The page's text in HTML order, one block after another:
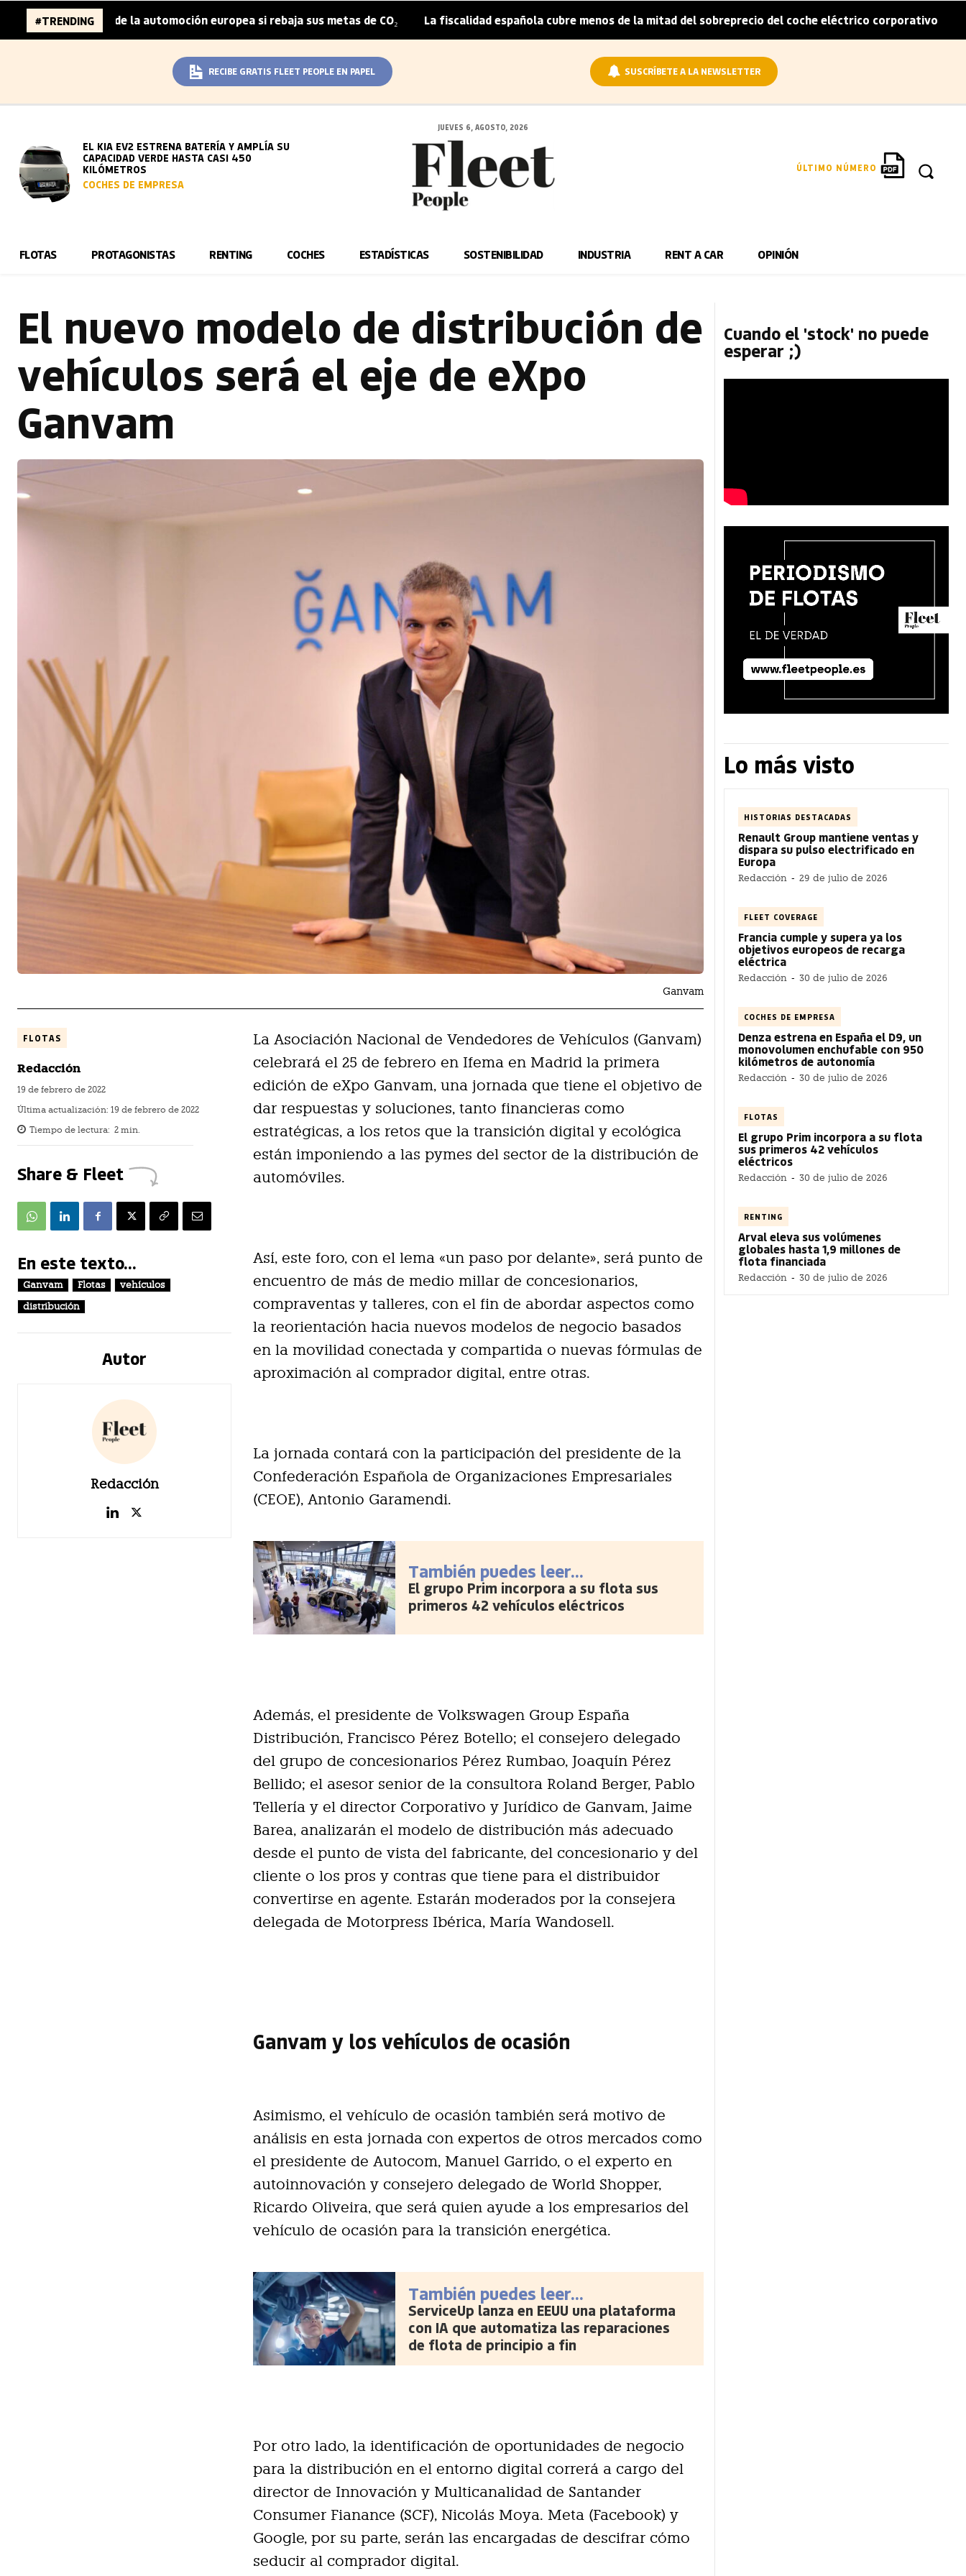
#TRENDING
de la automoción europea si rebaja sus metas de CO₂ | La fiscalidad española cubre menos de la mitad del sobreprecio del coche eléctrico corporativo | Arval
RECIBE GRATIS FLEET PEOPLE EN PAPEL SUSCRÍBETE A LA NEWSLETTER
EL KIA EV2 ESTRENA BATERÍA Y AMPLÍA SU
CAPACIDAD VERDE HASTA CASI 450
KILÓMETROS
COCHES DE EMPRESA
JUEVES 6, AGOSTO, 2026
ÚLTIMO NÚMERO
FLOTAS PROTAGONISTAS RENTING COCHES ESTADÍSTICAS SOSTENIBILIDAD INDUSTRIA RENT A CAR OPINIÓN
El nuevo modelo de distribución de
vehículos será el eje de eXpo
Ganvam
Ganvam
FLOTAS
Redacción
19 de febrero de 2022
Última actualización: 19 de febrero de 2022
Tiempo de lectura: 2 min.
Share & Fleet
En este texto...
Ganvam Flotas
vehículos
distribución
Autor
Redacción
La Asociación Nacional de Vendedores de Vehículos (Ganvam)
celebrará el 25 de febrero en Ifema en Madrid la primera
edición de eXpo Ganvam, una jornada que tiene el objetivo de
dar respuestas y soluciones, tanto financieras como
estratégicas, a los retos que la transición digital y ecológica
están imponiendo a las pymes del sector de la distribución de
automóviles.
Así, este foro, con el lema «un paso por delante», será punto de
encuentro de más de medio millar de concesionarios,
compraventas y talleres, con el fin de abordar aspectos como
la reorientación hacia nuevos modelos de negocio basados
en la movilidad conectada y compartida o nuevas fórmulas de
aproximación al comprador digital, entre otras.
La jornada contará con la participación del presidente de la
Confederación Española de Organizaciones Empresariales
(CEOE), Antonio Garamendi.
También puedes leer...
El grupo Prim incorpora a su flota sus
primeros 42 vehículos eléctricos
Además, el presidente de Volkswagen Group España
Distribución, Francisco Pérez Botello; el consejero delegado
del grupo de concesionarios Pérez Rumbao, Joaquín Pérez
Bellido; el asesor senior de la consultora Roland Berger, Pablo
Tellería y el director Corporativo y Jurídico de Ganvam, Jaime
Barea, analizarán el modelo de distribución más adecuado
desde el punto de vista del fabricante, del concesionario y del
cliente o los pros y contras que tiene para el distribuidor
convertirse en agente. Estarán moderados por la consejera
delegada de Motorpress Ibérica, María Wandosell.
Ganvam y los vehículos de ocasión
Asimismo, el vehículo de ocasión también será motivo de
análisis en esta jornada con expertos de otros mercados como
el presidente de Autocom, Manuel Garrido, o el experto en
autoinnovación y consejero delegado de World Shopper,
Ricardo Oliveira, que será quien ayude a los empresarios del
vehículo de ocasión para la transición energética.
También puedes leer...
ServiceUp lanza en EEUU una plataforma
con IA que automatiza las reparaciones
de flota de principio a fin
Por otro lado, la identificación de oportunidades de negocio
para la distribución en el entorno digital correrá a cargo del
director de Innovación y Multicanalidad de Santander
Consumer Fianance (SCF), Nicolás Moya. Meta (Facebook) y
Google, por su parte, serán las encargadas de descifrar cómo
seducir al comprador digital.
Cuando el 'stock' no puede
esperar ;)
Lo más visto
HISTORIAS DESTACADAS
Renault Group mantiene ventas y
dispara su pulso electrificado en
Europa
Redacción - 29 de julio de 2026
FLEET COVERAGE
Francia cumple y supera ya los
objetivos europeos de recarga
eléctrica
Redacción - 30 de julio de 2026
COCHES DE EMPRESA
Denza estrena en España el D9, un
monovolumen enchufable con 950
kilómetros de autonomía
Redacción - 30 de julio de 2026
FLOTAS
El grupo Prim incorpora a su flota
sus primeros 42 vehículos
eléctricos
Redacción - 30 de julio de 2026
RENTING
Arval eleva sus volúmenes
globales hasta 1,9 millones de
flota financiada
Redacción - 30 de julio de 2026